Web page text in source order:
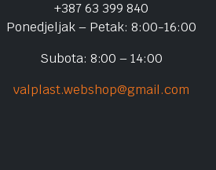
+387 63 399 840
Ponedjeljak – Petak: 8:00-16:00
Subota: 8:00 – 14:00
valplast.webshop@gmail.com